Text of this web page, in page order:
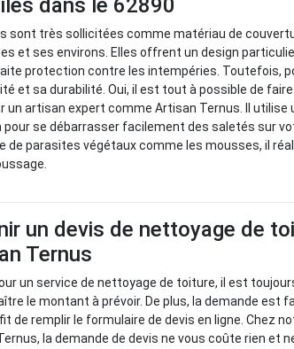
dans le 62890
sont très sollicitées comme matériau de
et ses environs. Elles offrent un design
protection contre les intempéries. Toutefois,
et sa durabilité. Oui, il est tout à possible de
un artisan expert comme Artisan Ternus. Il utilise
pour se débarrasser facilement des saletés sur
de parasites végétaux comme les mousses, il
un devis de nettoyage de
Ternus
un service de nettoyage de toiture, il est
le montant à prévoir. De plus, la demande est
de remplir le formulaire de devis en ligne. Chez
la demande de devis ne vous coûte rien et